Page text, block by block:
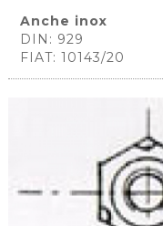
Anche inox
DIN: 929
FIAT: 10143/20